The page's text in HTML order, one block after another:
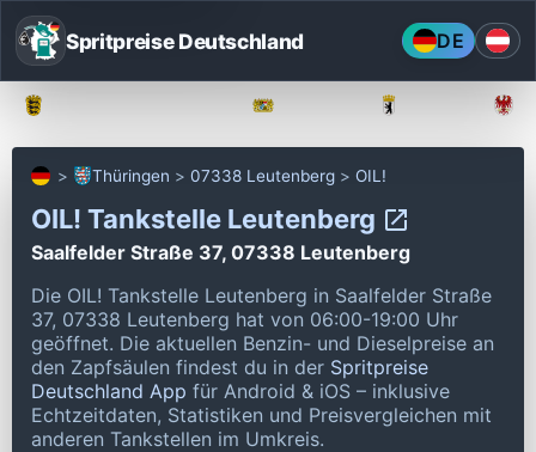
Spritpreise Deutschland DE
Thüringen 07338 Leutenberg OIL!
OIL! Tankstelle Leutenberg
Saalfelder Straße 37, 07338 Leutenberg
Die OIL! Tankstelle Leutenberg in Saalfelder Straße
37, 07338 Leutenberg hat von 06:00-19:00 Uhr
geöffnet. Die aktuellen Benzin- und Dieselpreise an
den Zapfsäulen findest du in der Spritpreise
Deutschland App für Android & iOS – inklusive
Echtzeitdaten, Statistiken und Preisvergleichen mit
anderen Tankstellen im Umkreis.